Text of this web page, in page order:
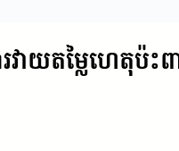
វាយតម្លៃហេតុប៉